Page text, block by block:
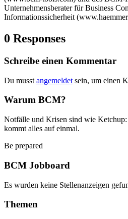
Unternehmensberater für Business
Informationssicherheit
0 Responses
Schreibe einen Kommentar
Du musst angemeldet sein, um einen
Warum BCM?
Notfälle und Krisen sind wie Ketchup:
kommt alles auf einmal.
Be prepared
BCM Jobboard
Es wurden keine Stellenanzeigen
Themen